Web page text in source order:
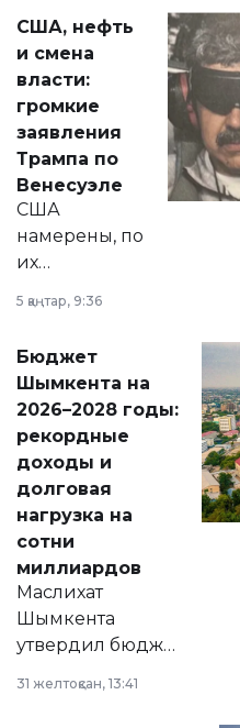
актуальных тем —
от слухов о
политических
реформах до
вопросов армии,
экономики и
личного здоровья.
США, нефть
и смена
власти:
громкие
заявления
Трампа по
Венесуэле
США
намерены, по
их
принести
народу
Венесуэлы.
5 қаңтар, 9:36
Бюджет
Шымкента на
2026–2028 годы:
рекордные
доходы и
долговая
нагрузка на
сотни
миллиардов
Маслихат
Шымкента
утвердил бюджет
2028 годы.
31 желтоқсан, 13:41